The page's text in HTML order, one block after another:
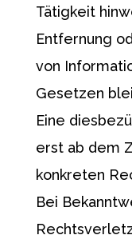
Tätigkeit
Entfernung
von
Gesetzen
Eine
erst ab dem
konkreten
Bei